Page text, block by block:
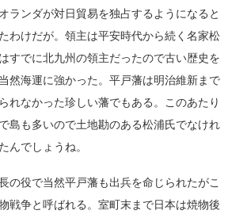
ランダが対日貿易を独占するようになると
わけだが。領主は平安時代から続く名家松
すでに北九州の領主だったので古い歴史を
然海運に強かった。平戸藩は明治維新まで
れなかった珍しい藩でもある。このあたり
島も多いので土地勘のある松浦氏でなけれ
んでしょうね。
の役で当然平戸藩も出兵を命じられたがこ
戦争と呼ばれる。室町末まで日本は焼物後